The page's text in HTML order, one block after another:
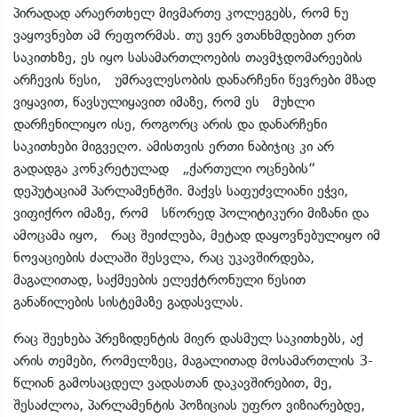
პირადად არაერთხელ მივმართე კოლეგებს, რომ ნუ
ვაყოვნებთ ამ რეფორმას. თუ ვერ ვთანხმდებით ერთ
საკითხზე, ეს იყო სასამართლოების თავმჯდომარეების
არჩევის წესი, უმრავლესობის დანარჩენი წევრები მზად
ვიყავით, წავსულიყავით იმაზე, რომ ეს მუხლი
დარჩენილიყო ისე, როგორც არის და დანარჩენი
საკითხები მიგვეღო. ამისთვის ერთი ნაბიჯიც კი არ
გადადგა კონკრეტულად „ქართული ოცნების“
დეპუტაციამ პარლამენტში. მაქვს საფუძვლიანი ეჭვი,
ვიფიქრო იმაზე, რომ სწორედ პოლიტიკური მიზანი და
ამოცამა იყო, რაც შეიძლება, მეტად დაყოვნებულიყო იმ
ნოვაციების ძალაში შესვლა, რაც უკავშირდება,
მაგალითად, საქმეების ელექტრონული წესით
განაწილების სისტემაზე გადასვლას.
რაც შეეხება პრეზიდენტის მიერ დასმულ საკითხებს, აქ
არის თემები, რომელზეც, მაგალითად მოსამართლის 3-
წლიან გამოსაცდელ ვადასთან დაკავშირებით, მე,
შესაძლოა, პარლამენტის პოზიციას უფრო ვიზიარებდე,